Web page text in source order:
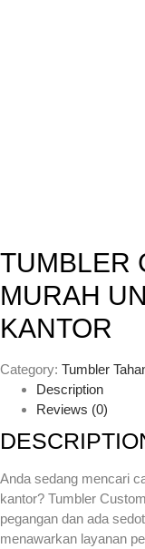
TUMBLER
MURAH
KANTOR
Category: Tumbler
Description
Reviews (0)
Anda sedang mencari
kantor? Tumbler
pegangan dan ada
menawarkan layanan